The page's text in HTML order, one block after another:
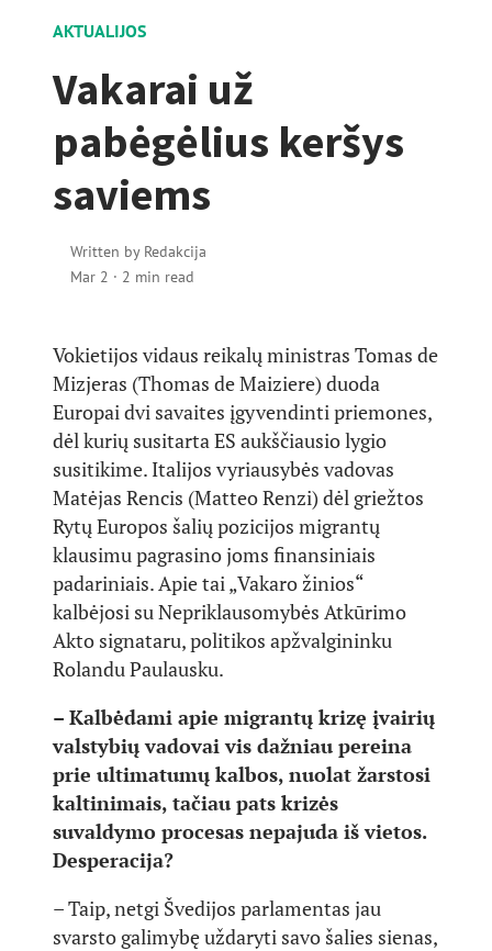
AKTUALIJOS
Vakarai už
pabėgėlius keršys
saviems
Written by Redakcija
Mar 2 · 2 min read
Vokietijos vidaus reikalų ministras Tomas de
Mizjeras (Thomas de Maiziere) duoda
Europai dvi savaites įgyvendinti priemones,
dėl kurių susitarta ES aukščiausio lygio
susitikime. Italijos vyriausybės vadovas
Matėjas Rencis (Matteo Renzi) dėl griežtos
Rytų Europos šalių pozicijos migrantų
klausimu pagrasino joms finansiniais
padariniais. Apie tai „Vakaro žinios“
kalbėjosi su Nepriklausomybės Atkūrimo
Akto signataru, politikos apžvalgininku
Rolandu Paulausku.
– Kalbėdami apie migrantų krizę įvairių
valstybių vadovai vis dažniau pereina
prie ultimatumų kalbos, nuolat žarstosi
kaltinimais, tačiau pats krizės
suvaldymo procesas nepajuda iš vietos.
Desperacija?
– Taip, netgi Švedijos parlamentas jau
svarsto galimybę uždaryti savo šalies sienas,